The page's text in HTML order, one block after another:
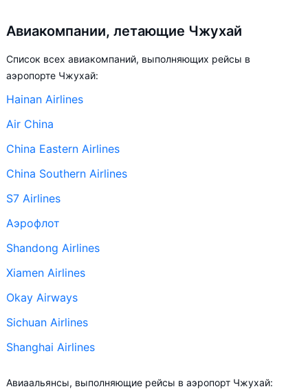
Авиакомпании, летающие Чжухай
Список всех авиакомпаний, выполняющих рейсы в
аэропорте Чжухай:
Hainan Airlines
Air China
China Eastern Airlines
China Southern Airlines
S7 Airlines
Аэрофлот
Shandong Airlines
Xiamen Airlines
Okay Airways
Sichuan Airlines
Shanghai Airlines
Авиаальянсы, выполняющие рейсы в аэропорт Чжухай: